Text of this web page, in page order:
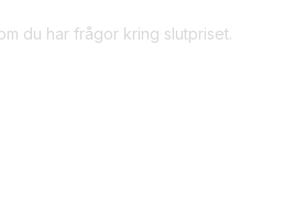
du har frågor kring slutpriset.